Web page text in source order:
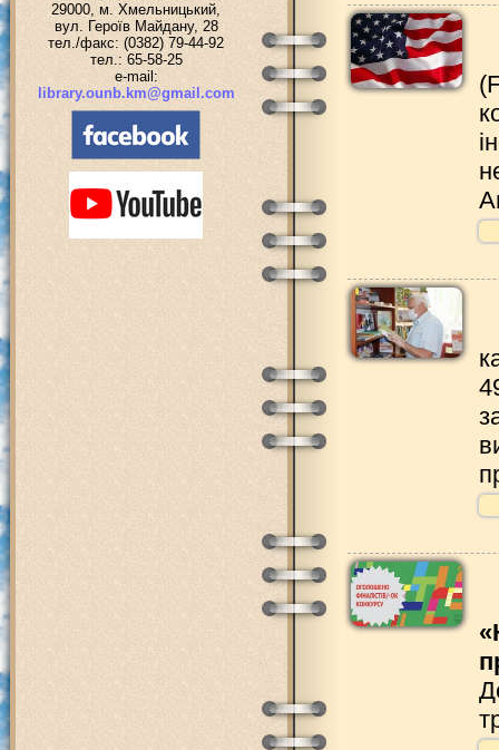
29000, м. Хмельницький,
вул. Героїв Майдану, 28
тел./факс: (0382) 79-44-92
тел.: 65-58-25
e-mail:
library.ounb.km@gmail.com